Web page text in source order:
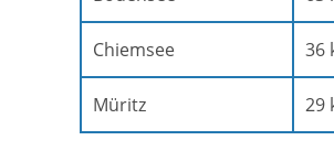
Chiemsee 36
Müritz 29